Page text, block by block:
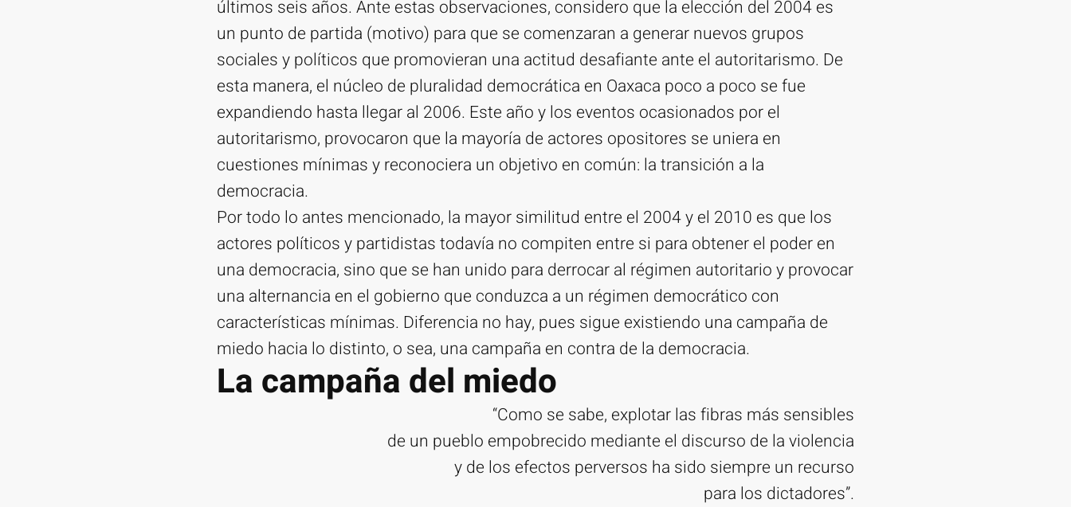
últimos seis años. Ante estas observaciones, considero que la elección del 2004 es
un punto de partida (motivo) para que se comenzaran a generar nuevos grupos
sociales y políticos que promovieran una actitud desafiante ante el autoritarismo. De
esta manera, el núcleo de pluralidad democrática en Oaxaca poco a poco se fue
expandiendo hasta llegar al 2006. Este año y los eventos ocasionados por el
autoritarismo, provocaron que la mayoría de actores opositores se uniera en
cuestiones mínimas y reconociera un objetivo en común: la transición a la
democracia.
Por todo lo antes mencionado, la mayor similitud entre el 2004 y el 2010 es que los
actores políticos y partidistas todavía no compiten entre si para obtener el poder en
una democracia, sino que se han unido para derrocar al régimen autoritario y provocar
una alternancia en el gobierno que conduzca a un régimen democrático con
características mínimas. Diferencia no hay, pues sigue existiendo una campaña de
miedo hacia lo distinto, o sea, una campaña en contra de la democracia.
La campaña del miedo
“Como se sabe, explotar las fibras más sensibles
de un pueblo empobrecido mediante el discurso de la violencia
y de los efectos perversos ha sido siempre un recurso
para los dictadores”.